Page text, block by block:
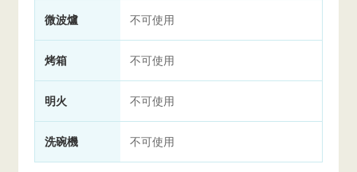
微波爐 不可使用
烤箱 不可使用
明火 不可使用
洗碗機 不可使用